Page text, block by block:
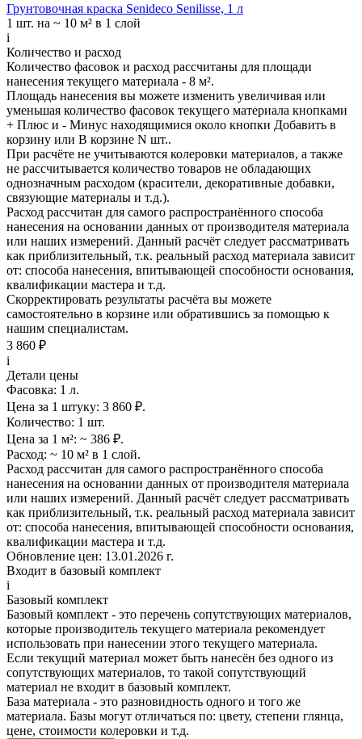
Грунтовочная краска Senideco Senilisse, 1 л
1 шт. на ~ 10 м² в 1 слой
i
Количество и расход
Количество фасовок и расход рассчитаны для площади
нанесения текущего материала - 8 м².
Площадь нанесения вы можете изменить увеличивая или
уменьшая количество фасовок текущего материала кнопками
+ Плюс и - Минус находящимися около кнопки Добавить в
корзину или В корзине N шт..
При расчёте не учитываются колеровки материалов, а также
не рассчитывается количество товаров не обладающих
однозначным расходом (красители, декоративные добавки,
связующие материалы и т.д.).
Расход рассчитан для самого распространённого способа
нанесения на основании данных от производителя материала
или наших измерений. Данный расчёт следует рассматривать
как приблизительный, т.к. реальный расход материала зависит
от: способа нанесения, впитывающей способности основания,
квалификации мастера и т.д.
Скорректировать результаты расчёта вы можете
самостоятельно в корзине или обратившись за помощью к
нашим специалистам.
3 860 ₽
i
Детали цены
Фасовка: 1 л.
Цена за 1 штуку: 3 860 ₽.
Количество: 1 шт.
Цена за 1 м²: ~ 386 ₽.
Расход: ~ 10 м² в 1 слой.
Расход рассчитан для самого распространённого способа
нанесения на основании данных от производителя материала
или наших измерений. Данный расчёт следует рассматривать
как приблизительный, т.к. реальный расход материала зависит
от: способа нанесения, впитывающей способности основания,
квалификации мастера и т.д.
Обновление цен: 13.01.2026 г.
Входит в базовый комплект
i
Базовый комплект
Базовый комплект - это перечень сопутствующих материалов,
которые производитель текущего материала рекомендует
использовать при нанесении этого текущего материала.
Если текущий материал может быть нанесён без одного из
сопутствующих материалов, то такой сопутствующий
материал не входит в базовый комплект.
База материала - это разновидность одного и того же
материала. Базы могут отличаться по: цвету, степени глянца,
цене, стоимости колеровки и т.д.